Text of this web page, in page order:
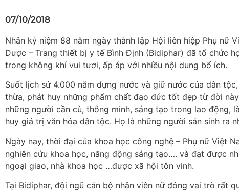
07/10/2018
Nhân kỷ niệm 88 năm ngày thành lập Hội liên hiệp Phụ nữ
Dược – Trang thiết bị y tế Bình Định (Bidiphar) đã tổ chức
trong không khí vui tươi, ấp áp với nhiều nội dung bổ ích.
Suốt lịch sử 4.000 năm dựng nước và giữ nước của dân
thừa, phát huy những phẩm chất đạo đức tốt đẹp từ đời
những người cần cù, thông minh, sáng tạo trong lao động,
huy giá trị văn hóa dân tộc. Họ là những người sản sinh ra
Ngày nay, thời đại của khoa học công nghệ – Phụ nữ Việt
nghiên cứu khoa học, năng động sáng tạo…. và đạt được
ngoại giao, nhà khoa học …được xã hội tôn vinh.
Tại Bidiphar, đội ngũ cán bộ nhân viên nữ đóng vai trò rất